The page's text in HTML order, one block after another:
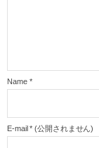
Name *
E-mail * (公開されません)